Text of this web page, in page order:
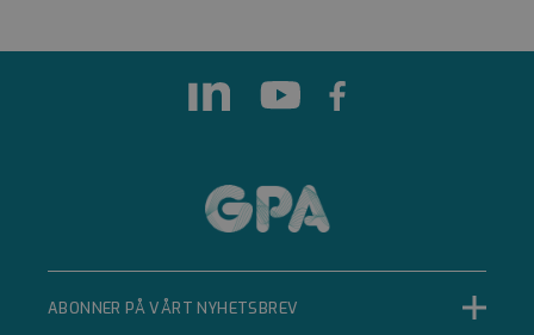
ABONNER PÅ VÅRT NYHETSBREV
informasjonskapselen
mellom mennesker
for å kunne lage
bruken av nettstedet.